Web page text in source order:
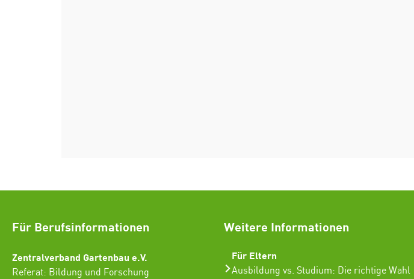
Für Berufsinformationen
Zentralverband Gartenbau e.V.
Referat: Bildung und Forschung
Weitere Informationen
Für Eltern
Ausbildung vs. Studium: Die richtige Wahl